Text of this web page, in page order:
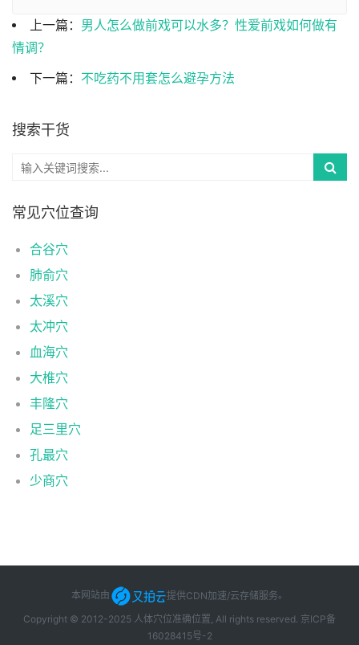
上一篇： 男人怎么做前戏可以水多？性爱前戏如何做有
情调？
下一篇： 不吃药不用套怎么避孕方法
搜索干货
常见穴位查询
合谷穴
肺俞穴
太溪穴
太冲穴
血海穴
大椎穴
丰隆穴
足三里穴
孔最穴
少商穴
本网站由 提供CDN加速/云存储服务。
Copyright © 2012-2025 人体穴位准确位置, All rights reserved. 京ICP备
16028415号-2